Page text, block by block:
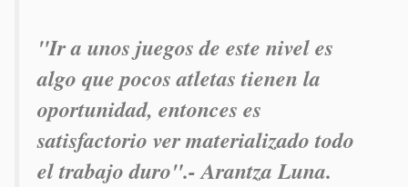
"Ir a unos juegos de este nivel es
algo que pocos atletas tienen la
oportunidad, entonces es
satisfactorio ver materializado todo
el trabajo duro".- Arantza Luna.